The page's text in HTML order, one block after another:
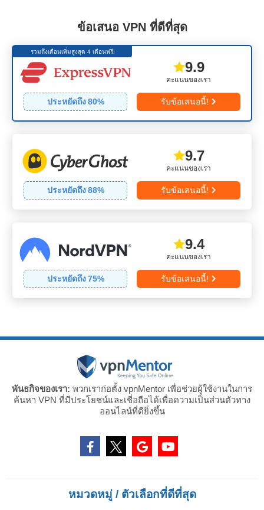
ข้อเสนอ VPN ที่ดีที่สุด
รวมถึงเดือนเพิ่มสูงสุด 4 เดือนฟรี!
คะแนนของเรา
9.9
ประหยัดถึง 80% รับข้อเสนอนี้!
คะแนนของเรา
9.7
ประหยัดถึง 88% รับข้อเสนอนี้!
คะแนนของเรา
9.4
ประหยัดถึง 75% รับข้อเสนอนี้!
พันธกิจของเรา: พวกเราก่อตั้ง vpnMentor เพื่อช่วยผู้ใช้งานในการ
ค้นหา VPN ที่มีประโยชน์และเชี่อถือได้เพื่อความเป็นส่วนตัวทาง
ออนไลน์ที่ดียิ่งขึ้น
หมวดหมู่ / ตัวเลือกที่ดีที่สุด